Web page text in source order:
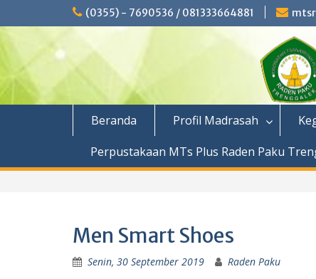
(0355) - 7690536 / 081333664881
Beranda Profil Madrasah
Perpustakaan MTs Plus Raden Paku
Men Smart Shoes
Senin, 30 September 2019 Raden Paku